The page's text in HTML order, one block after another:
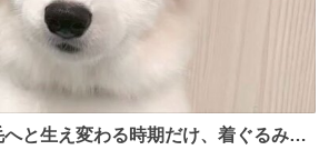
と生え変わる時期だけ、着ぐるみを